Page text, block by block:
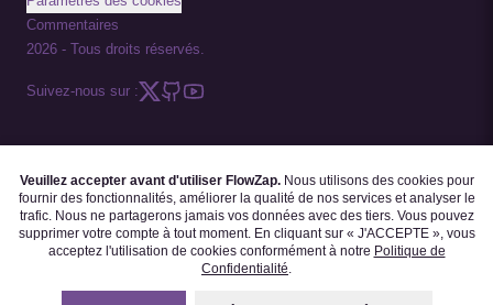
Commentaires
2026 - Tous droits réservés.
Suivez-nous sur :
Veuillez accepter avant d'utiliser FlowZap. Nous utilisons des cookies pour
fournir des fonctionnalités, améliorer la qualité de nos services et analyser le
trafic. Nous ne partagerons jamais vos données avec des tiers. Vous pouvez
supprimer votre compte à tout moment. En cliquant sur « J'ACCEPTE », vous
acceptez l'utilisation de cookies conformément à notre Politique de
Confidentialité.
CODE FLOWZAP MODÈLES DE DIAGRAMMES TUTORIELS | BLOGUE
|
FAQ